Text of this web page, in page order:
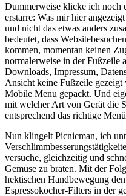
Dummerweise klicke ich noch
erstarre: Was mir hier
und nicht das etwas anders
bedeutet, dass
kommen, momentan keinen
normalerweise in der Fußzeile
Downloads, Impressum,
Ansicht keine Fußzeile
Mobile Menu gepackt. Und
mit welcher Art von Gerät die
entsprechend das richtige
Nun klingelt Picnicman, ich
versuche, gleichzeitig und
Gemüse zu braten. Mit der
hektischen Handbewegung
Espressokocher-Filters in der